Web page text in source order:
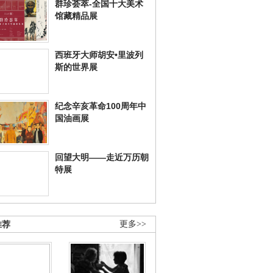
群珍荟萃-全国十大美术
馆藏精品展
西班牙大师胡安•里波列
斯的世界展
纪念辛亥革命100周年中
国油画展
回望大明——走近万历朝
特展
更多>>
荐